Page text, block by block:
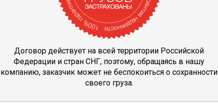
Договор действует на всей территории Российской
Федерации и стран СНГ, поэтому, обращаясь в нашу
компанию, заказчик может не беспокоиться о сохранности
своего груза.